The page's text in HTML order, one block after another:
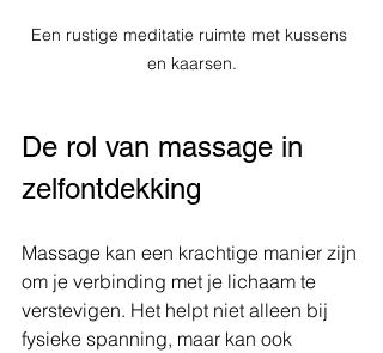
Een rustige meditatie ruimte met kussens
en kaarsen.
De rol van massage in
zelfontdekking
Massage kan een krachtige manier zijn
om je verbinding met je lichaam te
verstevigen. Het helpt niet alleen bij
fysieke spanning, maar kan ook